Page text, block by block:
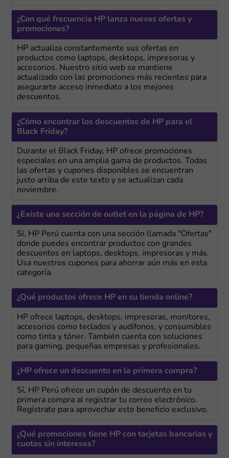
¿Con qué frecuencia HP lanza nuevas ofertas y
promociones?
HP actualiza constantemente sus ofertas en
productos como laptops, desktops, impresoras y
accesorios. Nuestro sitio web se mantiene
actualizado con las promociones más recientes para
asegurarte acceso inmediato a los mejores
descuentos.
¿Cómo encontrar los descuentos de HP para el
Black Friday?
Durante el Black Friday, HP ofrece promociones
especiales en una amplia gama de productos. Todas
las ofertas y cupones disponibles se encuentran
justo arriba de este texto y se actualizan cada
noviembre.
¿Existe una sección de outlet en la página de HP?
Sí, HP Perú cuenta con una sección llamada "Ofertas"
donde puedes encontrar productos con grandes
descuentos en laptops, desktops, impresoras y más.
Usa nuestros cupones para ahorrar aún más en esta
categoría.
¿Qué productos ofrece HP en su tienda online?
HP ofrece laptops, desktops, impresoras, monitores,
accesorios como teclados y audífonos, y consumibles
como tinta y tóner. También cuenta con soluciones
para gaming, pequeñas empresas y profesionales.
¿HP ofrece un descuento en la primera compra?
Sí, HP Perú ofrece un cupón de descuento en tu
primera compra al registrar tu correo electrónico.
Regístrate para aprovechar este beneficio exclusivo.
¿Qué promociones tiene HP con tarjetas bancarias y
cuotas sin intereses?